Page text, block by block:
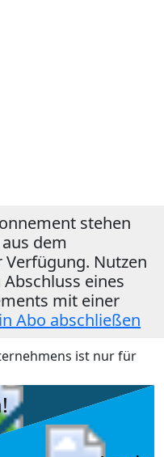
stehen
dem
Nutzen
eines
mit einer
Abo abschließen
ist nur für